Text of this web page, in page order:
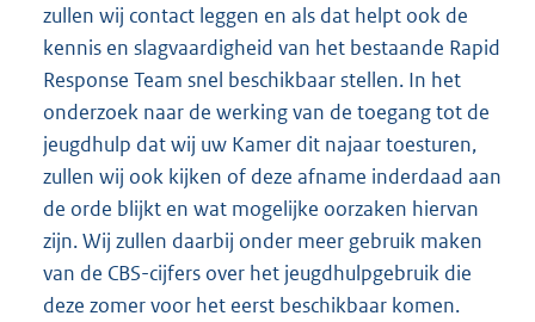
zullen wij contact leggen en als dat helpt ook de
kennis en slagvaardigheid van het bestaande Rapid
Response Team snel beschikbaar stellen. In het
onderzoek naar de werking van de toegang tot de
jeugdhulp dat wij uw Kamer dit najaar toesturen,
zullen wij ook kijken of deze afname inderdaad aan
de orde blijkt en wat mogelijke oorzaken hiervan
zijn. Wij zullen daarbij onder meer gebruik maken
van de CBS-cijfers over het jeugdhulpgebruik die
deze zomer voor het eerst beschikbaar komen.